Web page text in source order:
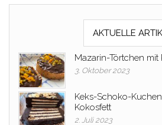
AKTUELLE
Mazarin-Törtchen
3. Oktober 2023
Keks-Schoko-
Kokosfett
2. Juli 2023